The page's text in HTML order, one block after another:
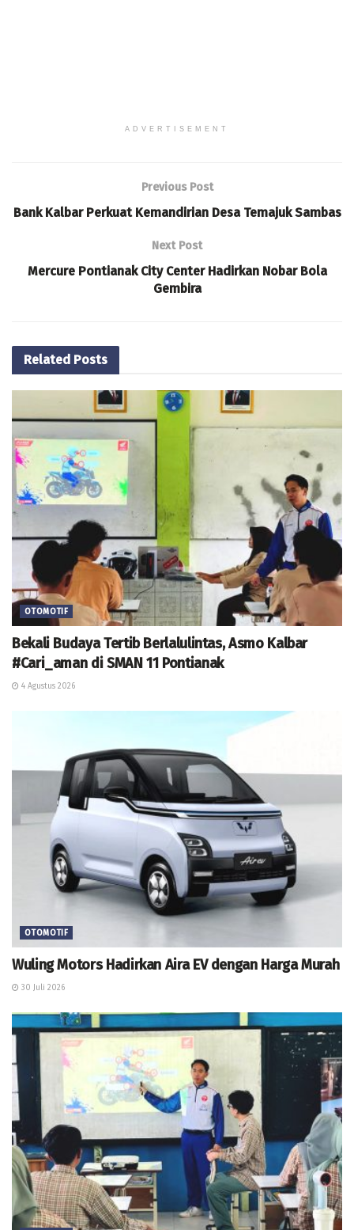
ADVERTISEMENT
Previous Post
Bank Kalbar Perkuat Kemandirian Desa Temajuk Sambas
Next Post
Mercure Pontianak City Center Hadirkan Nobar Bola
Gembira
Related Posts
OTOMOTIF
Bekali Budaya Tertib Berlalulintas, Asmo Kalbar
#Cari_aman di SMAN 11 Pontianak
4 Agustus 2026
OTOMOTIF
Wuling Motors Hadirkan Aira EV dengan Harga Murah
30 Juli 2026